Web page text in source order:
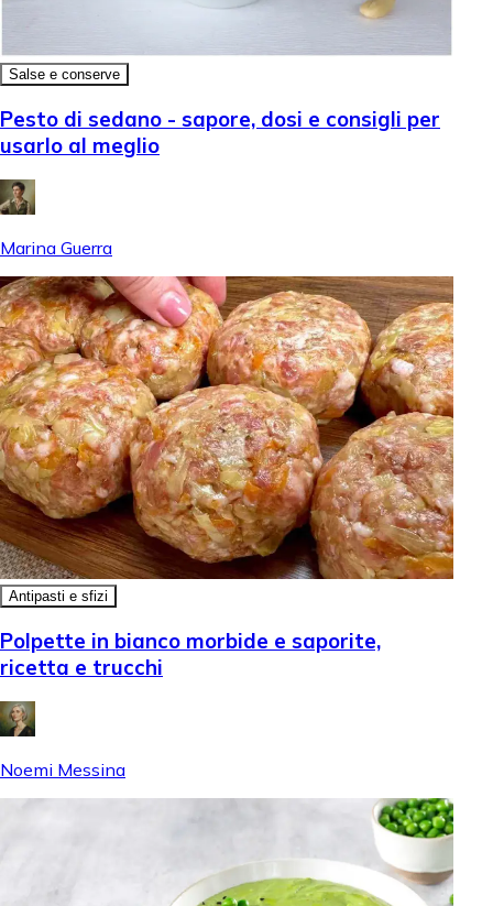
Salse e conserve
Pesto di sedano - sapore, dosi e consigli per
usarlo al meglio
Marina Guerra
Antipasti e sfizi
Polpette in bianco morbide e saporite,
ricetta e trucchi
Noemi Messina